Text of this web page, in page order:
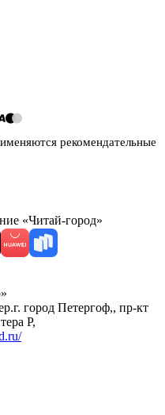
рекомендательные
«Читай-город»
город Петергоф,, пр-кт
Р,